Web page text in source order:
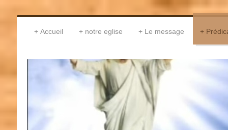
Accueil notre eglise Le message